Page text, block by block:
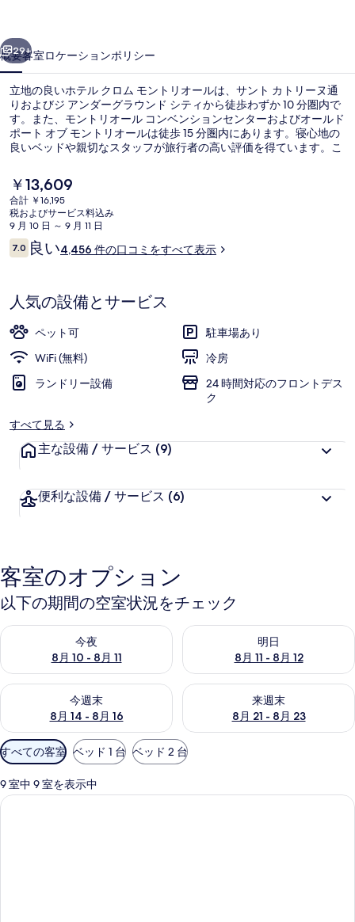
ン
ト
リ
オ
ー
ル
の
写
真
ャ
ラ
リ
ー
次へ
29+
概要客室ロケーションポリシー
立地の良いホテル クロム モントリオールは、サント カトリーヌ通
りおよびジ アンダーグラウンド シティから徒歩わずか 10 分圏内で
す。また、モントリオール コンベンションセンターおよびオールド
ポート オブ モントリオールは徒歩 15 分圏内にあります。寝心地の
良いベッドや親切なスタッフが旅行者の高い評価を得ています。こ
シャン ド マルス駅までは 4 分、地下鉄 べリ UQAM 駅までは 6 分で
す。
現
在
の
料
金
は
す
￥13,609
合計 ￥16,195
税およびサービス料込み
9 月 10 日 ～ 9 月 11 日
口
コ
7.010段階中7.0
良い4,456 件の口コミをすべて表示
人気の設備とサービス
ペット可
駐車場あり
WiFi (無料)
冷房
ランドリー設備
24 時間対応のフロントデス
ク
すべて見る
主な設備 / サービス (9)
便利な設備 / サービス (6)
客室のオプション
以下の期間の空室状況をチェック
今夜
8月 10 - 8月 11
今夜 8月 10 - 8月 11 の空室状況をチェック
明日
8月 11 - 8月 12
明日 8月 11 - 8月 12 の空室状
今週末
8月 14 - 8月 16
今週末 8月 14 - 8月 16 の空室状況をチェック
来週末
8月 21 - 8月 23
来週末 8月 21 - 8月 23 の空室
利
用
可
能
すべての客室 ベッド 1 台 ベッド 2 台
9 室中 9 室を表示中